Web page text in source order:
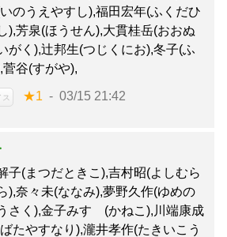
いのうえやすし),福田宏年(ふくだひ
),芳泉(ほうせん),大貫桂岳(おおぬ
がく),辻邦生(つじくにお),冬子(ふ
菅谷(すがや),
ス ★1 03/15 21:42
子(まつだときこ),吉村昭(よしむら
),奈々未(ななみ),夢野久作(ゆめの
さく),金子みすゞ(かねこ),川端康成
たやすなり),瀧井孝作(たきいこう